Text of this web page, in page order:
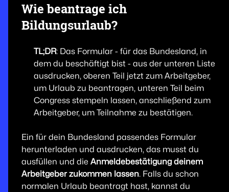
Wie beantrage ich
Bildungsurlaub?
TL;DR: Das Formular - für das Bundesland, in
dem du beschäftigt bist - aus der unteren Liste
ausdrucken, oberen Teil jetzt zum Arbeitgeber,
um Urlaub zu beantragen, unteren Teil beim
Congress stempeln lassen, anschließend zum
Arbeitgeber, um Teilnahme zu bestätigen.
Ein für dein Bundesland passendes Formular
herunterladen und ausdrucken, das musst du
ausfüllen und die Anmeldebestätigung deinem
Arbeitgeber zukommen lassen. Falls du schon
normalen Urlaub beantragt hast, kannst du